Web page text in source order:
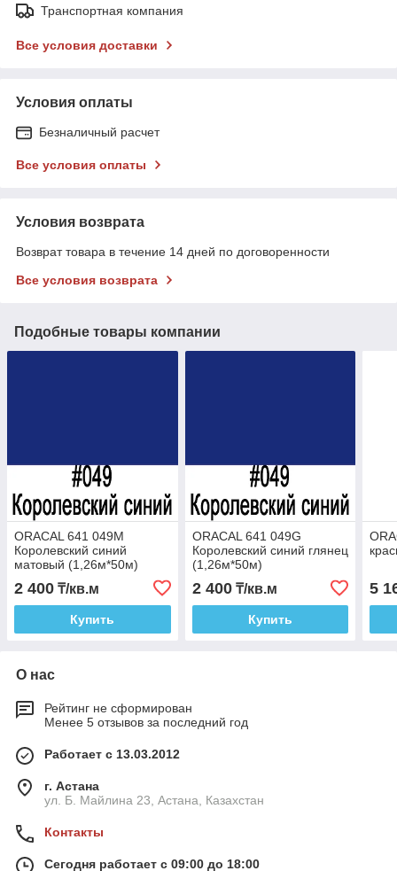
Транспортная компания
Все условия доставки
Условия оплаты
Безналичный расчет
Все условия оплаты
Условия возврата
Возврат товара в течение 14 дней по договоренности
Все условия возврата
Подобные товары компании
ORACAL 641 049M
Королевский синий
матовый (1,26м*50м)
2 400 ₸/кв.м
Купить
ORACAL 641 049G
Королевский синий глянец
(1,26м*50м)
2 400₸/кв.м
Купить
5
О нас
Рейтинг не сформирован
Менее 5 отзывов за последний год
Работает с 13.03.2012
г. Астана
ул. Б. Майлина 23, Астана, Казахстан
Контакты
Сегодня работает с 09:00 до 18:00